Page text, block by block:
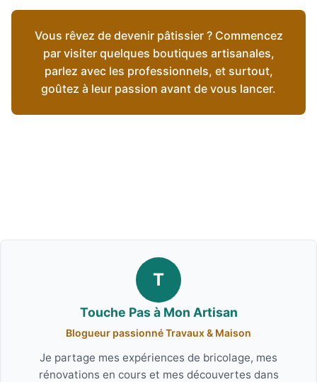
Vous rêvez de devenir pâtissier ? Commencez
par visiter quelques boutiques artisanales,
parlez avec les professionnels, et surtout,
goûtez à leur passion avant de vous lancer.
T
Touche Pas à Mon Artisan
Blogueur passionné Travaux & Maison
Je partage mes expériences de bricolage, mes
rénovations en cours et mes découvertes dans